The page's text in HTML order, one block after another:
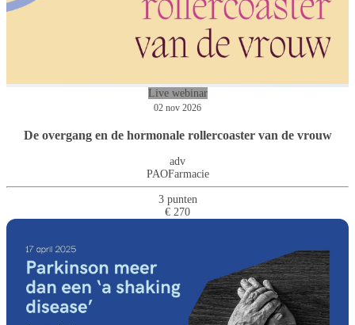
Live webinar
02 nov 2026
De overgang en de hormonale rollercoaster van de vrouw
adv
PAOFarmacie
3 punten
€ 270